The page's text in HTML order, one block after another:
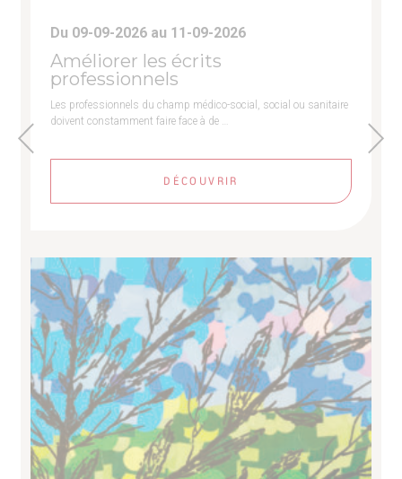
Du 09-09-2026 au 11-09-2026
Améliorer les écrits
professionnels
Les professionnels du champ médico-social, social ou sanitaire
doivent constamment faire face à de …
DÉCOUVRIR